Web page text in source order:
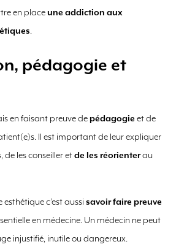
en placeune addiction aux
.
pédagogie et
en faisant preuve de pédagogie et de
Il est important de leur expliquer
, de les conseiller etde les réorienterau
c’est aussi savoir faire preuve
en médecine. Un médecin ne peut
injustifié, inutile ou dangereux.